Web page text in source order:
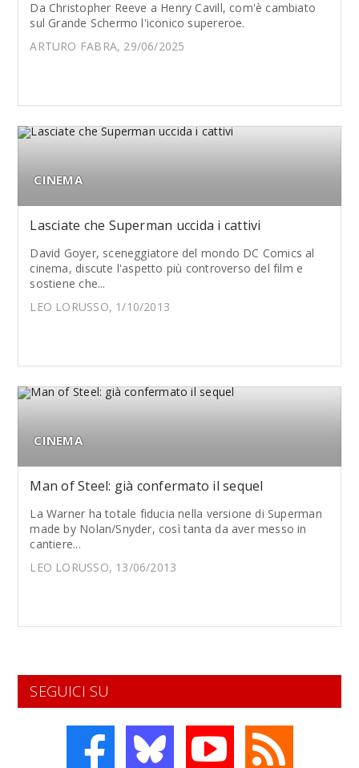
Da Christopher Reeve a Henry Cavill, com'è cambiato
sul Grande Schermo l'iconico supereroe.
ARTURO FABRA, 29/06/2025
CINEMA
Lasciate che Superman uccida i cattivi
David Goyer, sceneggiatore del mondo DC Comics al
cinema, discute l'aspetto più controverso del film e
sostiene che...
LEO LORUSSO, 1/10/2013
CINEMA
Man of Steel: già confermato il sequel
La Warner ha totale fiducia nella versione di Superman
made by Nolan/Snyder, così tanta da aver messo in
cantiere...
LEO LORUSSO, 13/06/2013
SEGUICI SU